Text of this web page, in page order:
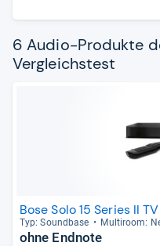
6 Audio-Produkte
Vergleichstest
Bose Solo 15 Series II
Typ: Sound­base Mul­ti­room:
ohne Endnote